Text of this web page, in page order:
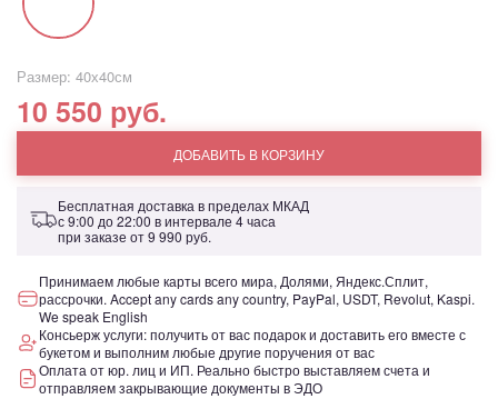
Размер: 40х40см
10 550 руб.
ДОБАВИТЬ В КОРЗИНУ
Бесплатная доставка в пределах МКАД
с 9:00 до 22:00 в интервале 4 часа
при заказе от9 990 руб.
Принимаем любые карты всего мира, Долями, Яндекс.Сплит,
рассрочки. Accept any cards any country, PayPal, USDT, Revolut, Kaspi.
We speak English
Консьерж услуги: получить от вас подарок и доставить его вместе с
букетом и выполним любые другие поручения от вас
Оплата от юр. лиц и ИП. Реально быстро выставляем счета и
отправляем закрывающие документы в ЭДО